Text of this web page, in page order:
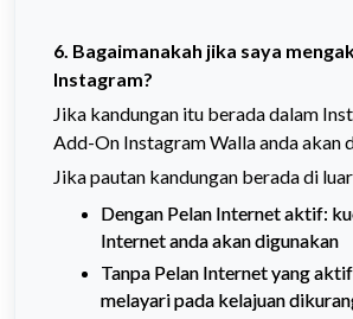
6. Bagaimanakah jika saya
Instagram?
Jika kandungan itu berada dalam
Add-On Instagram Walla anda akan
Jika pautan kandungan berada di
Dengan Pelan Internet aktif:
Internet anda akan digunakan
Tanpa Pelan Internet yang
melayari pada kelajuan